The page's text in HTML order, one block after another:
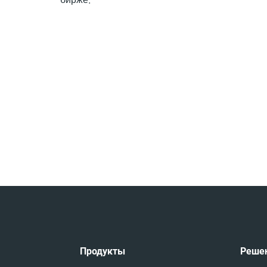
Продукты